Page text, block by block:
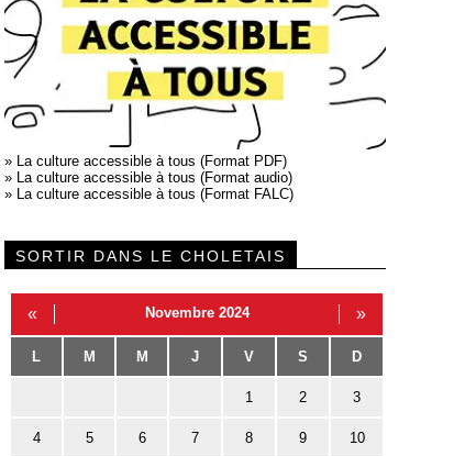
» La culture accessible à tous (Format PDF)
» La culture accessible à tous (Format audio)
» La culture accessible à tous (Format FALC)
SORTIR DANS LE CHOLETAIS
« Novembre 2024 »
L M M J V S D
1 2 3
4 5 6 7 8 9 10